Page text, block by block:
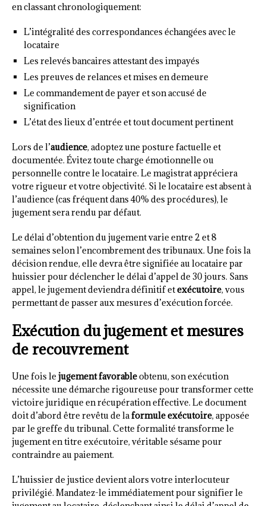
en classant chronologiquement:
L’intégralité des correspondances échangées avec le
locataire
Les relevés bancaires attestant des impayés
Les preuves de relances et mises en demeure
Le commandement de payer et son accusé de
signification
L’état des lieux d’entrée et tout document pertinent
Lors de l’audience, adoptez une posture factuelle et
documentée. Évitez toute charge émotionnelle ou
personnelle contre le locataire. Le magistrat appréciera
votre rigueur et votre objectivité. Si le locataire est absent à
l’audience (cas fréquent dans 40% des procédures), le
jugement sera rendu par défaut.
Le délai d’obtention du jugement varie entre 2 et 8
semaines selon l’encombrement des tribunaux. Une fois la
décision rendue, elle devra être signifiée au locataire par
huissier pour déclencher le délai d’appel de 30 jours. Sans
appel, le jugement deviendra définitif etexécutoire, vous
permettant de passer aux mesures d’exécution forcée.
Exécution du jugement et mesures
de recouvrement
Une fois le jugement favorableobtenu, son exécution
nécessite une démarche rigoureuse pour transformer cette
victoire juridique en récupération effective. Le document
doit d’abord être revêtu de laformule exécutoire, apposée
par le greffe du tribunal. Cette formalité transforme le
jugement en titre exécutoire, véritable sésame pour
contraindre au paiement.
L’huissier de justice devient alors votre interlocuteur
privilégié. Mandatez-le immédiatement pour signifier le